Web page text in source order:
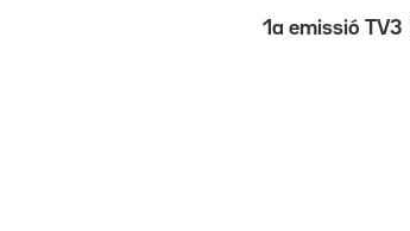
1a emissió TV3